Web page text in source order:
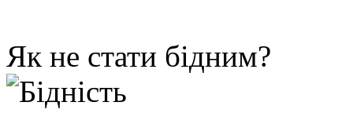
Як не стати бідним?